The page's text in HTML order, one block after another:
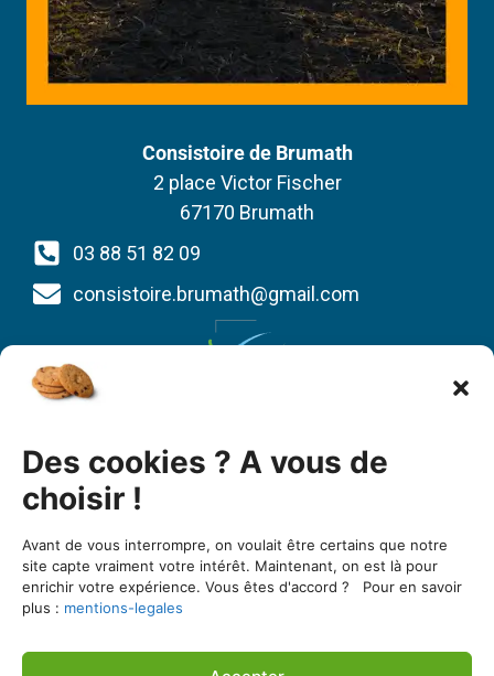
Des cookies ? A vous de
choisir !
Avant de vous interrompre, on voulait être certains que notre
site capte vraiment votre intérêt. Maintenant, on est là pour
enrichir votre expérience. Vous êtes d'accord ? Pour en savoir
plus : mentions-legales
Consistoire de Brumath
2 place Victor Fischer
67170 Brumath
03 88 51 82 09
consistoire.brumath@gmail.com
Lorraine
67081 Strasbourg cedex
03 88 25 90 00